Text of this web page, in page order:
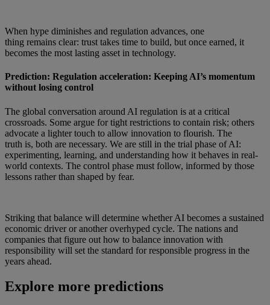
When hype diminishes and regulation advances, one
thing remains clear: trust takes time to build, but once earned, it
becomes the most lasting asset in technology.
Prediction: Regulation acceleration: Keeping AI’s momentum
without losing control
The global conversation around AI regulation is at a critical
crossroads. Some argue for tight restrictions to contain risk; others
advocate a lighter touch to allow innovation to flourish. The
truth is, both are necessary. We are still in the trial phase of AI:
experimenting, learning, and understanding how it behaves in real-
world contexts. The control phase must follow, informed by those
lessons rather than shaped by fear.
Striking that balance will determine whether AI becomes a sustained
economic driver or another overhyped cycle. The nations and
companies that figure out how to balance innovation with
responsibility will set the standard for responsible progress in the
years ahead.
Explore more predictions